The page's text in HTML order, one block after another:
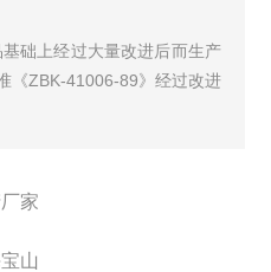
础上经过大量改进后而生产
《ZBK-41006-89》经过改进
家
宝山